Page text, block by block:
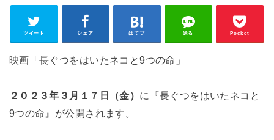
ツイート シェア はてブ 送る Pocket
映画「長ぐつをはいたネコと9つの命」
２０２３年３月１７日（金） に『長ぐつをはいたネコと
9つの命』が公開されます。